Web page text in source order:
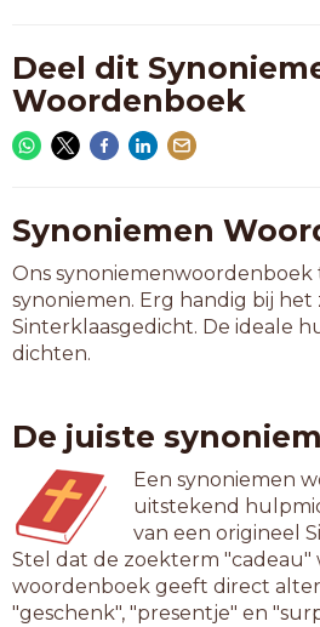
Deel dit
Woordenboek
Synoniemen
Ons
synoniemen. Erg handig bij
Sinterklaasgedicht. De ideale
dichten.
De juiste
Een synoniemen
uitstekend
van een origineel
Stel dat de zoekterm
woordenboek geeft direct
"geschenk", "presentje" en